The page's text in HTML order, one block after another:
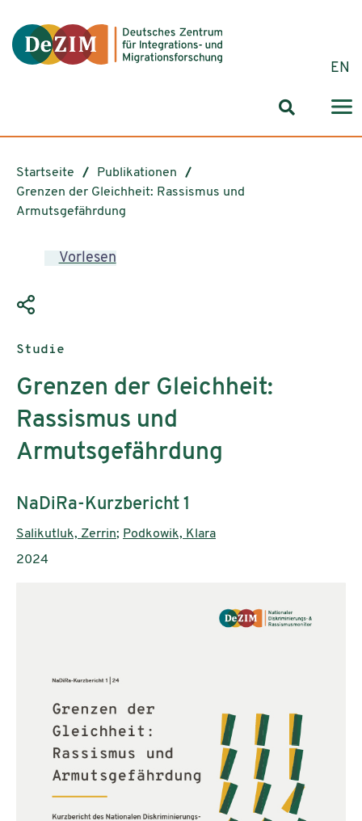
EN
Startseite
Publikationen
Grenzen der Gleichheit: Rassismus und
Armutsgefährdung
Vorlesen
Publikationstyp:
Studie
Grenzen der Gleichheit:
Rassismus und
Armutsgefährdung
Untertitel:
NaDiRa-Kurzbericht 1
AutorInnen:
Salikutluk, Zerrin; Podkowik, Klara
Publikationsjahr:
2024